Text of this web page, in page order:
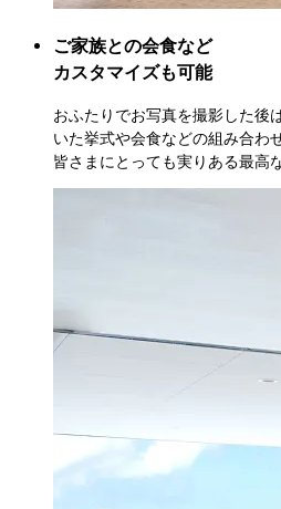
ご家族との会食など
カスタマイズも可能
おふたりでお写真を撮影した後
いた挙式や会食などの組み合わ
皆さまにとっても実りある最高